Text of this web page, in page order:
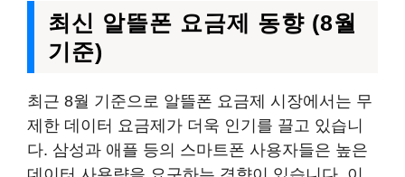
최신 알뜰폰 요금제 동향 (8월
기준)
최근 8월 기준으로 알뜰폰 요금제 시장에서는 무
제한 데이터 요금제가 더욱 인기를 끌고 있습니
다. 삼성과 애플 등의 스마트폰 사용자들은 높은